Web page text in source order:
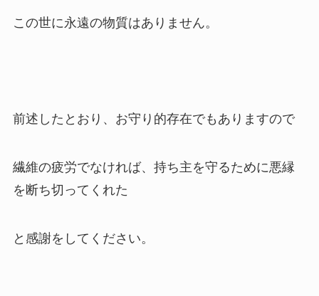
この世に永遠の物質はありません。
前述したとおり、お守り的存在でもありますので
繊維の疲労でなければ、持ち主を守るために悪縁
を断ち切ってくれた
と感謝をしてください。